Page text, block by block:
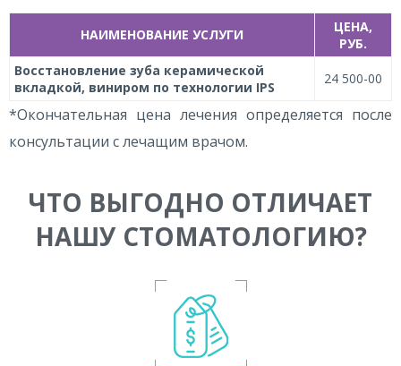
НАИМЕНОВАНИЕ УСЛУГИ
ЦЕНА,
РУБ.
Восстановление зуба керамической
вкладкой, виниром по технологии IPS
24 500-00
*Окончательная цена лечения определяется после
консультации с лечащим врачом.
ЧТО ВЫГОДНО ОТЛИЧАЕТ
НАШУ СТОМАТОЛОГИЮ?